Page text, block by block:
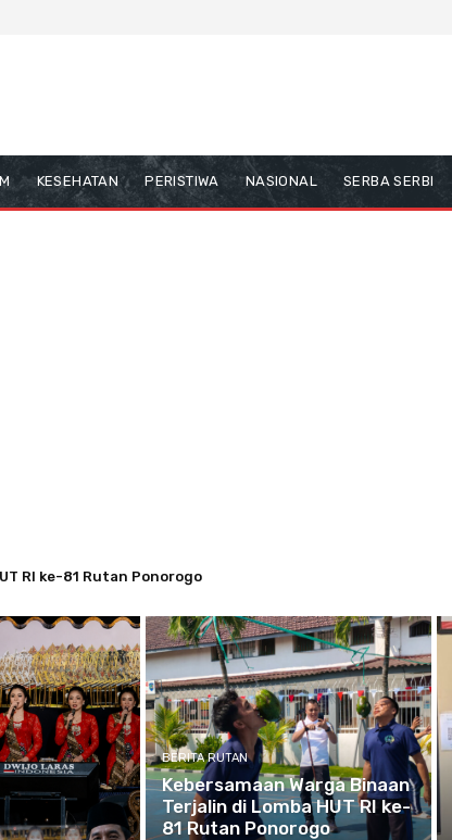
KESEHATAN PERISTIWA NASIONAL SERBA SERBI
Warga Desa Manuk Lapor Polisi
BERITA RUTAN
Kebersamaan Warga Binaan
Terjalin di Lomba HUT RI ke-
81 Rutan Ponorogo